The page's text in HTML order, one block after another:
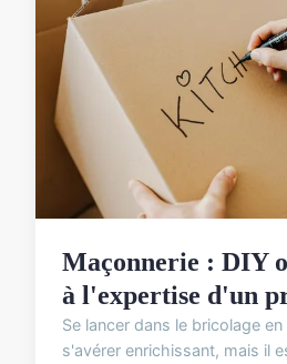
Maçonnerie : DIY
à l'expertise d'un
Se lancer dans le bricolage
s'avérer enrichissant, mais il